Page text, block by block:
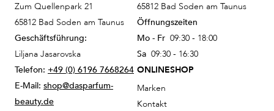
Zum Quellenpark 21
65812 Bad Soden am Taunus
Geschäftsführung:
Liljana Jasarovska
Telefon: +49 (0) 6196 7668264
E-Mail: shop@dasparfum-
beauty.de
65812 Bad Soden am Taunus
Öffnungszeiten
Mo - Fr 09:30 - 18:00
Sa 09:30 - 16:30
ONLINESHOP
Marken
Kontakt